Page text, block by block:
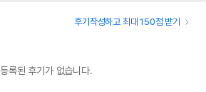
상품상세설명 참조후기작성하고 최대 150점 받기
등록된 후기가 없습니다.